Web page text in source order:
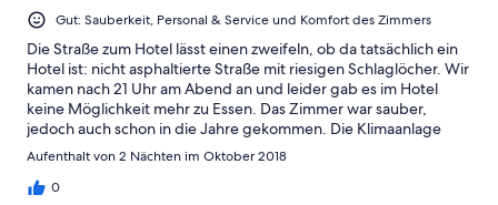
Ungenügend
Gut: Sauberkeit, Personal & Service und Komfort des Zimmers
Die Straße zum Hotel lässt einen zweifeln, ob da tatsächlich ein
Hotel ist: nicht asphaltierte Straße mit riesigen Schlaglöcher. Wir
kamen nach 21 Uhr am Abend an und leider gab es im Hotel
keine Möglichkeit mehr zu Essen. Das Zimmer war sauber,
jedoch auch schon in die Jahre gekommen. Die Klimaanlage
funktionierte. Das sehr große Badezimmer war nicht klimatisiert.
Kaffee (Nescafé Tütchen und eine Isolierkanne mit heißen
Aufenthalt von 2 Nächten im Oktober 2018
0